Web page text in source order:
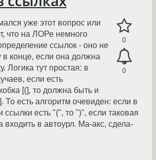
0
0
уже этот вопрос или
что на ЛОРе немного
ссылок - оно не
в конце, если она должна
Логика тут простая: в
если есть
[(], то должна быть и
есть алгоритм очевиден: если в
ссылки есть "(", то ")", если таковая
входить в автоурл. Ма-акс, сдела-